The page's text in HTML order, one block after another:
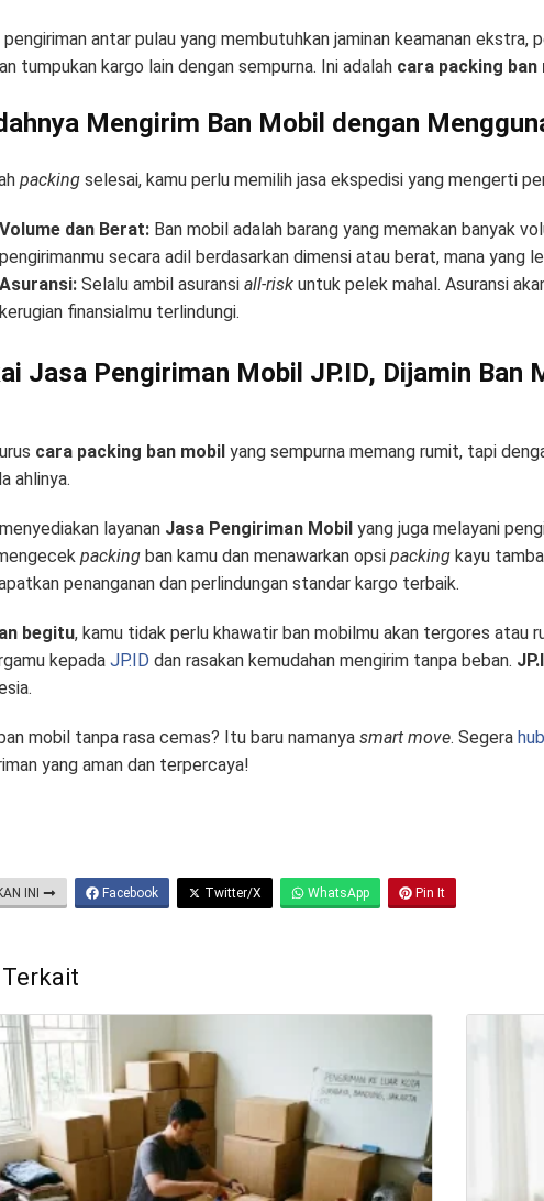
antar pulau yang membutuhkan jaminan keamanan ekstra,
tumpukan kargo lain dengan sempurna. Ini adalah cara packing ban
Mengirim Ban Mobil dengan
packing selesai, kamu perlu memilih jasa ekspedisi yang mengerti
Volume dan Berat: Ban mobil adalah barang yang memakan banyak
pengirimanmu secara adil berdasarkan dimensi atau berat, mana yang
Asuransi: Selalu ambil asuransi all-risk untuk pelek mahal. Asuransi
kerugian finansialmu terlindungi.
Jasa Pengiriman Mobil JP.ID, Dijamin Ban
cara packing ban mobil yang sempurna memang rumit, tapi
ahlinya.
menyediakan layanan Jasa Pengiriman Mobil yang juga melayani
packing ban kamu dan menawarkan opsi packing kayu
penanganan dan perlindungan standar kargo terbaik.
begitu, kamu tidak perlu khawatir ban mobilmu akan tergores atau
kepada JP.ID dan rasakan kemudahan mengirim tanpa beban.
mobil tanpa rasa cemas? Itu baru namanya smart move. Segera
yang aman dan terpercaya!
INI Facebook Twitter/X WhatsApp Pin It